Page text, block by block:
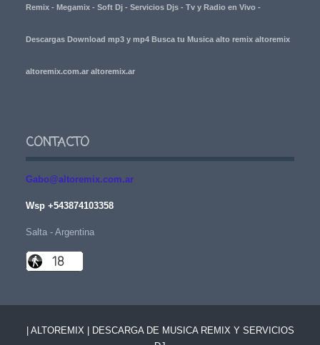
Remix - Megamix - Soft Dj - Servicios Djs - Tv y Radio en Vivo -
Descargas Download mp3 y mp4 Busca tu Musica alto remix altoremix
altoremix.com.ar altoremix.ar
CONTACTO
Gabo@altoremix.com.ar
Wsp +543874103358
Salta - Argentina
| ALTOREMIX | DESCARGA DE MUSICA REMIX Y SERVICIOS